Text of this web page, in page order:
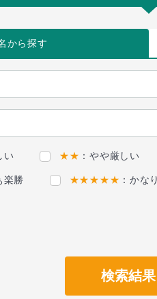
から探す
い ★★ ：やや厳しい
楽勝 ★★★★★ ：かな
検索結